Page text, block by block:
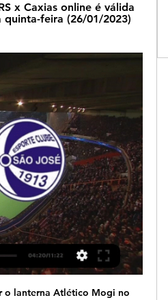
x Caxias online é válida
feira (26/01/2023)
- Farense Vs Oliveirense às 21:30 (diferido) QUARTA ANDEBOL - Campeonato Nacional Seniores - BENFICA Vs Belenenses.

SÃO BERNARDO ESTREIA NO PAULISTÃO FUT7 CONTRA A PONTE PRETA, COM NOVA COMISSÃO TÉCNICA. O São Bernardo estreia na próxima quarta-feira (3) no Circuito Paulista de Fut7 encarando a Ponte Preta, as 20h30, (horário de Brasília), na Arena Nacional Fut7, em São Paulo, valido pela primeira rodada do paulistão fut7, já que a.

O empate por 2 a 2 entre CRB e Oeste-SP, na última terça-feira (30), no Rei Pelé, registrou o maior público do Galo na Série B do Brasileirão em 2019. Ao todo, 6.121 torcedores estiveram presentes ao Trapichão, como aponta o borderô divulgado pela Federação Alagoana de Futebol (FAF

Caxias Do Sul Basquete (@caxiasdosulbasquete) Follow. uniaoharmoniafc. União Harmonia FC. Follow. saojosebasketball. São José Basketball. Follow. baseanilada. Base Anilada. Follow. basketeiroo. Basketeiroo.

Venha curtir o carnaval nas piscinas do SESI Santo André, São Bernardo, São Caetano e Diadema. Serão 4 dias de programação especial de 02 a 05 de março, das 9h às 17h, de folia e muita diversão..

Home Campeonato Espanhol 2014/2015 Canal JG Esportes Transmissão AO VIVO: Barcelona x Granada Campeonato Espanhol 6º Rodada (27-09-2014) [CanalJGEsportes] A partir das 13:00h

Exclusivo: "Numa semana sem futebol...de que gostamos!", por Rui Gomes da Silva - Numa semana sem futebol, daquele que gostamos, daquele que gosta quem …

La Fornalha, Santa Rita do Sapucaí: Veja 87 dicas e avaliações imparciais de La Fornalha, com classificação Nº 4 de 5 no TripAdvisor e classificado como Nº 3 de 119 restaurantes em Santa Rita …

O plantel da AD Oliveirense, do Campeonato Portugal de futebol, decidiu hoje avançar com um pré-aviso de greve, por salários em atraso, e pondera falhar o jogo frente ao Santa Clara, da I Liga, para a Taça de Portugal.. Taça de Portugal: Vizela-Benfica com transmissão na RTP.

Ovarense 60 Beira-Mar 46 Sanjoanense 82 Illiabum 78 3ª Jornada lliabum 66 Beira-Mar 73 Ovarense 67 Sanjoanense 56 Classificação: 1º Ovarense 2º Sanjoanense 3º Beira-Mar 4º Illiabum 5 Ideal Rodrigo Branco (Ovarense), Gonçalo Borges (Ovarense), Tiago Tavares (Sanjoanense), Diogo Rebelo (Sanjoanense) e Pedro Fragoso (Illiabum).

Consultoria Rh contrata Analista Contábil Sr. para Barra da Tijuca – R$ 4.000,00.. Elaboração e transmissão de obrigações. Ajudante Analista Assistente Atendente Auxiliar Balconista Bangu Barra Da Tijuca Belford Roxo Benfica Bilingue Bombeiro Bonsucesso Botafogo Caju Campo Grande Catete Centro Cobrança Computação Consultor.

Campeonato Gaúcho | Tabelas e Jogos | Claro NET TV São José-RS x Internacional 19h00. Onde assistir: Premiere 1 (721) 14.02 Marcão (São Luiz) e Rafael Gava (Caxias). 6 gols. Michel (São Luiz). 8 gols. Brenner ...

Hoje teremos novamente o Sport jogando na Ilha. Dessa vez para enfrentar o ABC-RN pela segunda fase da Copa do Brasil. No primeiro jogo lá em Natal o Sport perdeu por 2x0, e com isso tem que fazer 3x0 para sair classificado direto ou 2x0 para que se possa ter pênaltis.

Um duelo Paulista entre as equipes de Bragantino x São Caetano, irá marcar o clássico da rodada na Série B. O Bragantino vive uma situação bastante difícil dentro do campeonato, pois. Ver Ao Vivo Flamengo x Ponte Preta – Campeonato Brasileiro Série A.

Bélgica, Bulgária, República Checa, Alemanha, Itália, Países